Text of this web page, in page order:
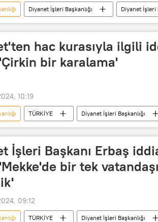
Diyanet İşleri Başkanlığı Diyanet İşleri
ABD Amerika Diyanet Merkezi
hac kurasıyla ilgili
bir karalama'
10:19
TÜRKİYE Diyanet İşleri Başkanlığı
karalama karalama kampanyası
İşleri Başkanı Erbaş
bir tek
09:12
TÜRKİYE Diyanet İşleri Başkanlığı